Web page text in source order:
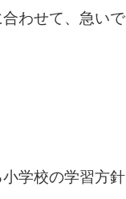
合わせて、急い
学校の学習方